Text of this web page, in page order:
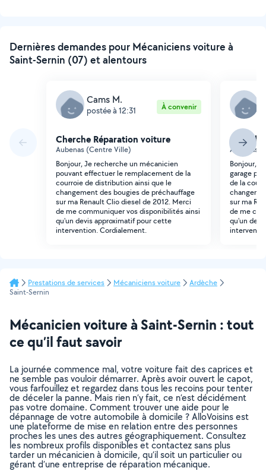
Dernières demandes pour Mécaniciens voiture à
Saint-Sernin (07) et alentours
Cams M.
postée à 12:31 À convenir
Cherche Réparation voiture
Aubenas (Centre Ville)
Bonjour, Je recherche un mécanicien
pouvant effectuer le remplacement de la
courroie de distribution ainsi que le
changement des bougies de préchauffage
sur ma Renault Clio diesel de 2012. Merci
de me communiquer vos disponibilités ainsi
qu'un devis approximatif pour cette
intervention. Cordialement.
Aubenas
Bonjour,
garage
de la
sur ma
de me
qu'un
Prestations de services Mécaniciens voiture
Ardèche
Saint-Sernin
Mécanicien voiture à Saint-Sernin : tout
ce qu’il faut savoir
La journée commence mal, votre voiture fait des caprices et
ne semble pas vouloir démarrer. Après avoir ouvert le capot,
vous farfouillez et regardez dans tous les recoins pour tenter
de déceler la panne. Mais rien n’y fait, ce n’est décidément
pas votre domaine. Comment trouver une aide pour le
dépannage de votre automobile à domicile ? AlloVoisins est
une plateforme de mise en relation entre des personnes
proches les unes des autres géographiquement. Consultez
les nombreux profils disponibles et contactez sans plus
tarder un mécanicien à domicile, qu’il soit un particulier ou
gérant d’une entreprise de réparation mécanique.